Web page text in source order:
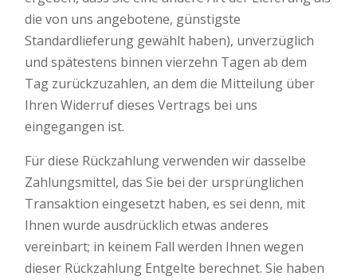
die von uns angebotene, günstigste
Standardlieferung gewählt haben), unverzüglich
und spätestens binnen vierzehn Tagen ab dem
Tag zurückzuzahlen, an dem die Mitteilung über
Ihren Widerruf dieses Vertrags bei uns
eingegangen ist.
Für diese Rückzahlung verwenden wir dasselbe
Zahlungsmittel, das Sie bei der ursprünglichen
Transaktion eingesetzt haben, es sei denn, mit
Ihnen wurde ausdrücklich etwas anderes
vereinbart; in keinem Fall werden Ihnen wegen
dieser Rückzahlung Entgelte berechnet. Sie haben